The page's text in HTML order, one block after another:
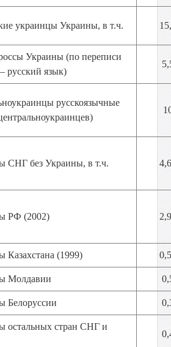
украинцы Украины, в т.ч.
Украины (по переписи
русский язык)
русскоязычные
СНГ без Украины, в т.ч.
РФ (2002)
Казахстана (1999)
Молдавии
Белоруссии
остальных стран СНГ и